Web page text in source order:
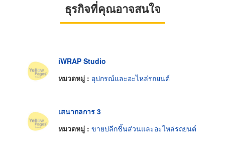
ธุรกิจที่คุณอาจสนใจ
iWRAP Studio
หมวดหมู่ : อุปกรณ์และอะไหล่รถยนต์
เสนากลการ 3
หมวดหมู่ : ขายปลีกชิ้นส่วนและอะไหล่รถยนต์